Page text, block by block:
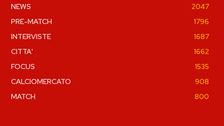
NEWS
2047
PRE-MATCH
1796
INTERVISTE
1687
CITTA'
1662
FOCUS
1535
CALCIOMERCATO
908
MATCH
800